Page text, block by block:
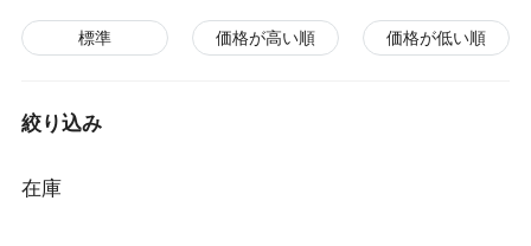
標準 価格が高い順 価格が低い順
絞り込み
在庫